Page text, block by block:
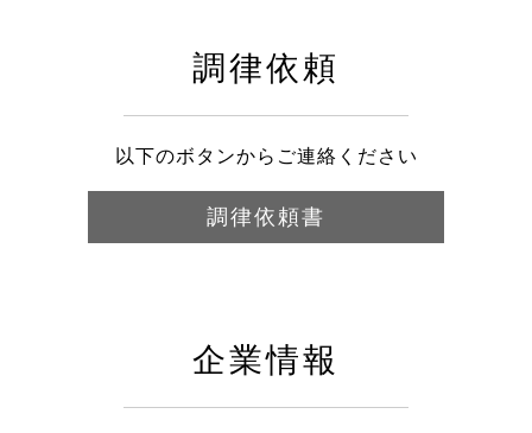
調律依頼
以下のボタンからご連絡ください
調律依頼書
企業情報